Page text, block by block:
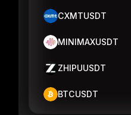
CXMTUSDT
MINIMAXUSDT
ZHIPUUSDT
BTCUSDT